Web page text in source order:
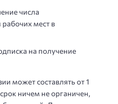
числа
мест в
на получение
может составлять от 1
ничем не органичен,